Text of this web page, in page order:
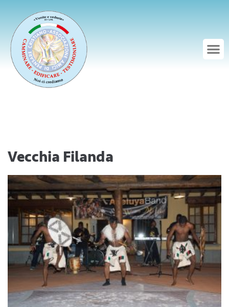
Vecchia Filanda